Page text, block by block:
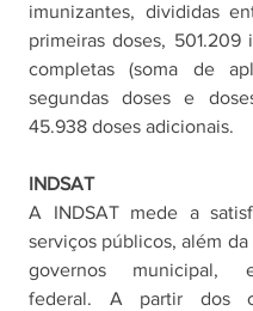
imunizantes, divididas
primeiras doses, 501.209
completas (soma de
segundas doses e
45.938 doses adicionais.
INDSAT
A INDSAT mede a
serviços públicos, além da
governos municipal,
federal. A partir dos